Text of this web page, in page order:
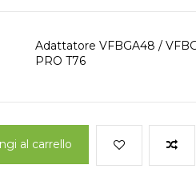
Adattatore VFBGA48 /
PRO T76
al carrello